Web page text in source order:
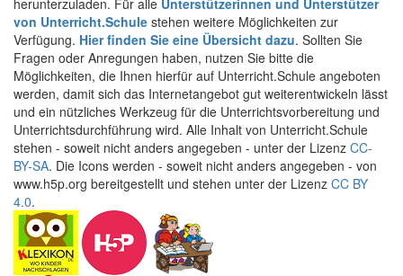
herunterzuladen. Für alle Unterstützerinnen und Unterstützer
von Unterricht.Schule stehen weitere Möglichkeiten zur
Verfügung. Hier finden Sie eine Übersicht dazu. Sollten Sie
Fragen oder Anregungen haben, nutzen Sie bitte die
Möglichkeiten, die Ihnen hierfür auf Unterricht.Schule angeboten
werden, damit sich das Internetangebot gut weiterentwickeln lässt
und ein nützliches Werkzeug für die Unterrichtsvorbereitung und
Unterrichtsdurchführung wird. Alle Inhalt von Unterricht.Schule
stehen - soweit nicht anders angegeben - unter der Lizenz CC-
BY-SA. Die Icons werden - soweit nicht anders angegeben - von
www.h5p.org bereitgestellt und stehen unter der Lizenz CC BY
4.0.